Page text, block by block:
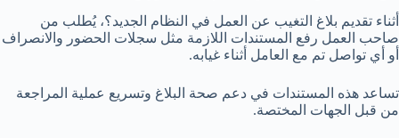
أثناء تقديم بلاغ التغيب عن العمل في النظام الجديد؟، يُطلب من
صاحب العمل رفع المستندات اللازمة مثل سجلات الحضور والانصراف
أو أي تواصل تم مع العامل أثناء غيابه.
تساعد هذه المستندات في دعم صحة البلاغ وتسريع عملية المراجعة
من قبل الجهات المختصة.